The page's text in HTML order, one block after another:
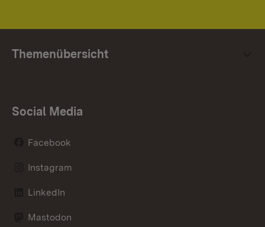
Themenübersicht
Social Media
Facebook
Instagram
LinkedIn
Mastodon